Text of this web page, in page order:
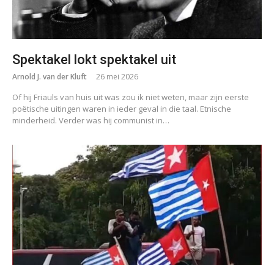
Spektakel lokt spektakel uit
Arnold J. van der Kluft 26 mei 2026
Of hij Friauls van huis uit was zou ik niet weten, maar zijn eerste
poëtische uitingen waren in ieder geval in die taal. Etnische
minderheid. Verder was hij communist in…